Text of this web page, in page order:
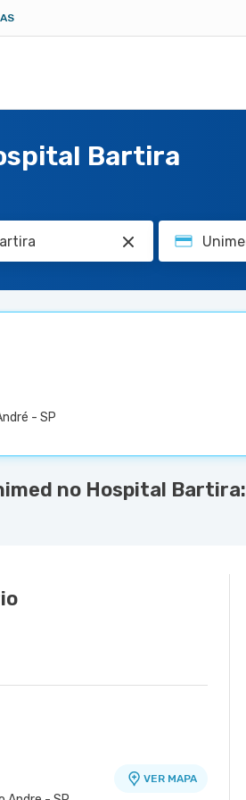
Bartira
- SP
no Hospital Bartira:
VER MAPA